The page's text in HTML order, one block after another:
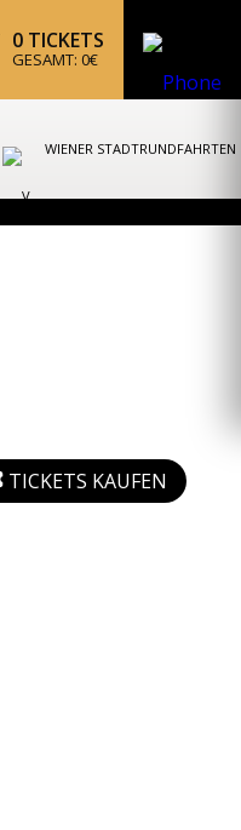
0 TICKETS
GESAMT: 0€
WIENER STADTRUNDFAHRTEN
TICKETS KAUFEN